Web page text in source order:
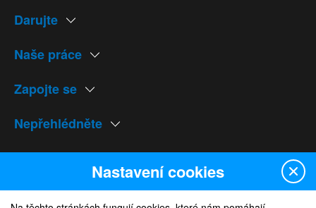
Darujte
Naše práce
Zapojte se
Nepřehlédněte
Naše weby
Nastavení cookies